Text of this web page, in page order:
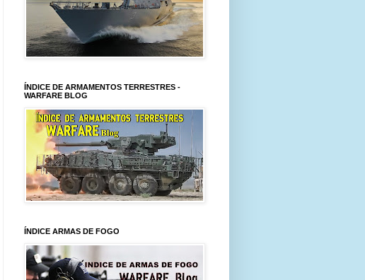
ÍNDICE DE ARMAMENTOS TERRESTRES -
WARFARE BLOG
ÍNDICE ARMAS DE FOGO